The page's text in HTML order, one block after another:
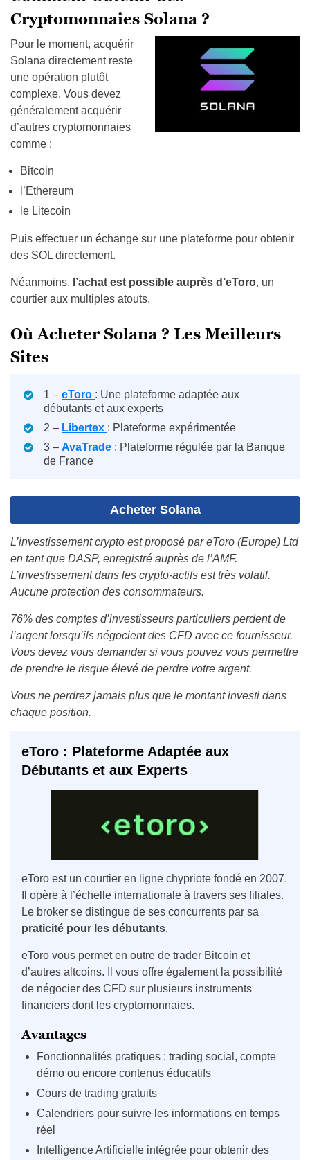
Cryptomonnaies Solana ?
Pour le moment, acquérir
Solana directement reste
une opération plutôt
complexe. Vous devez
généralement acquérir
d’autres cryptomonnaies
comme :
Bitcoin
l’Ethereum
le Litecoin
Puis effectuer un échange sur une plateforme pour obtenir
des SOL directement.
Néanmoins, l’achat est possible auprès d’eToro, un
courtier aux multiples atouts.
Où Acheter Solana ? Les Meilleurs
Sites
1 – eToro : Une plateforme adaptée aux
débutants et aux experts
2 – Libertex : Plateforme expérimentée
3 – AvaTrade : Plateforme régulée par la Banque
de France
Acheter Solana
L’investissement crypto est proposé par eToro (Europe) Ltd
en tant que DASP, enregistré auprès de l’AMF.
L’investissement dans les crypto-actifs est très volatil.
Aucune protection des consommateurs.
76% des comptes d’investisseurs particuliers perdent de
l’argent lorsqu’ils négocient des CFD avec ce fournisseur.
Vous devez vous demander si vous pouvez vous permettre
de prendre le risque élevé de perdre votre argent.
Vous ne perdrez jamais plus que le montant investi dans
chaque position.
eToro : Plateforme Adaptée aux
Débutants et aux Experts
eToro est un courtier en ligne chypriote fondé en 2007.
Il opère à l’échelle internationale à travers ses filiales.
Le broker se distingue de ses concurrents par sa
praticité pour les débutants.
eToro vous permet en outre de trader Bitcoin et
d’autres altcoins. Il vous offre également la possibilité
de négocier des CFD sur plusieurs instruments
financiers dont les cryptomonnaies.
Avantages
Fonctionnalités pratiques : trading social, compte
démo ou encore contenus éducatifs
Cours de trading gratuits
Calendriers pour suivre les informations en temps
réel
Intelligence Artificielle intégrée pour obtenir des